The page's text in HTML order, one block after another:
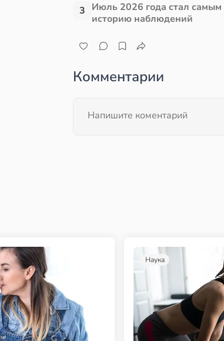
3 Июль 2026 года стал
историю наблюдений
Комментарии
Наука